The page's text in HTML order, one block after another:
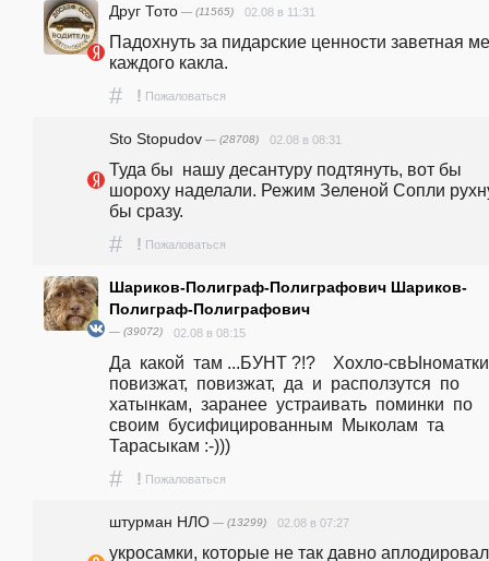
Друг Тото — (11565) 02.08 в 11:31
Падохнуть за пидарские ценности заветная
каждого какла.
# ! Пожаловаться
Sto Stopudov — (28708) 02.08 в 08:31
Туда бы  нашу десантуру подтянуть, вот бы
шороху наделали. Режим Зеленой Сопли
бы сразу.
# ! Пожаловаться
Шариков-Полиграф-Полиграфович Шариков-
Полиграф-Полиграфович
— (39072) 02.08 в 08:15
Да  какой  там ...БУНТ ?!?    Хохло-свЫноматки
повизжат,  повизжат,  да  и  расползутся  по
хатынкам,  заранее  устраивать  поминки  по
своим  бусифицированным  Мыколам  та
Тарасыкам :-)))
# ! Пожаловаться
штурман НЛО — (13299) 02.08 в 07:27
укросамки, которые не так давно